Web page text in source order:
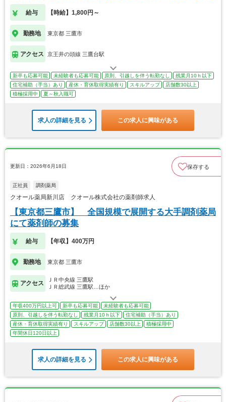
給与 【時給】1,800円～
勤務地 東京都 三鷹市
アクセス 京王井の頭線 三鷹台駅
新卒も応募可能 未経験者も応募可能 原則、引越しを伴う転勤なし
残業月10ｈ以下
住宅補助（手当）あり
産休・育休取得実績有り スキルアップ
店舗数30以上
積極採用中
夏～秋入職可
求人の詳細を見る この求人に興味がある
更新日：2026年6月18日 保存する
正社員 調剤薬局
クオール薬局新川店 クオール株式会社の薬剤師求人
【東京都三鷹市】 全国規模で展開する大手調剤薬局
にて薬剤師の募集
給与 【年収】400万円
勤務地 東京都 三鷹市
アクセス
ＪＲ中央線 三鷹駅
ＪＲ総武線 三鷹駅…ほか
年収400万円以上可 新卒も応募可能
未経験者も応募可能
原則、引越しを伴う転勤なし
残業月10ｈ以下
住宅補助（手当）あり
産休・育休取得実績有り
スキルアップ 店舗数30以上
積極採用中
年間休日120日以上
求人の詳細を見る この求人に興味がある